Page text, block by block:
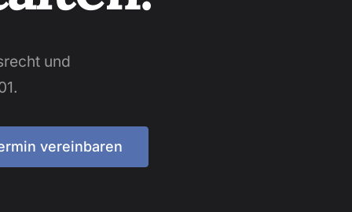
und
vereinbaren